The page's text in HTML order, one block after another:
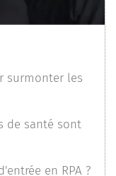
surmonter les
de santé sont
en RPA ?